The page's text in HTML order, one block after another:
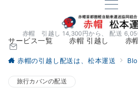
赤帽 引越し 14,300円から、 配送
サービス一覧 赤帽 引越し 赤
赤帽の引越し配送は、松本運送
旅行カバンの配送